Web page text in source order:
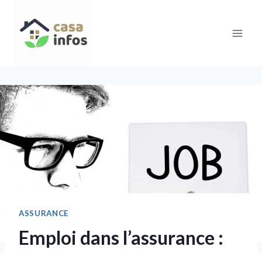
contenu
ASSURANCE
Emploi dans l’assurance :